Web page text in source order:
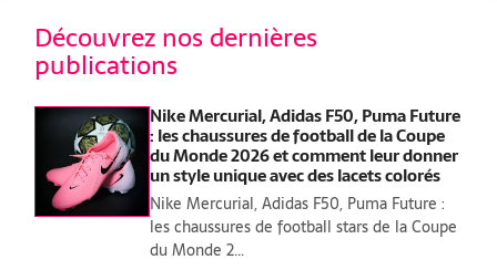
Découvrez nos dernières
publications
Nike Mercurial, Adidas F50, Puma Future
: les chaussures de football de la Coupe
du Monde 2026 et comment leur donner
un style unique avec des lacets colorés
Nike Mercurial, Adidas F50, Puma Future :
les chaussures de football stars de la Coupe
du Monde 2…